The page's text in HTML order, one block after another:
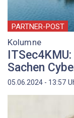
PARTNER-POST
Kolumne
Sachen
05.06.2024 - 13:57